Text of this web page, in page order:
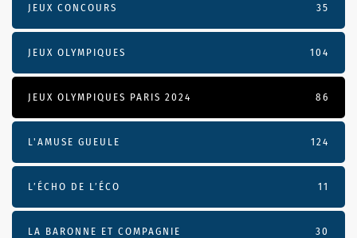
JEUX CONCOURS 35
JEUX OLYMPIQUES 104
JEUX OLYMPIQUES PARIS 2024 86
L'AMUSE GUEULE 124
L’ÉCHO DE L’ÉCO 11
LA BARONNE ET COMPAGNIE 30